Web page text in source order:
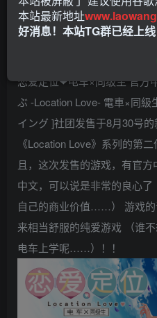
恋爱定位❤电车×同级生 官方
ぶ -Location Love- 電車×同
イング ]社团发售于8月30号
《Location Love》系列的第
且，这次发售的游戏，有官
中文，可以说是非常的良心
自己的商业价值……） 游戏
来相当舒服的纯爱游戏 （谁
电车上学呢……）！！
本站最新地址
好消息！本站TG群已经上线